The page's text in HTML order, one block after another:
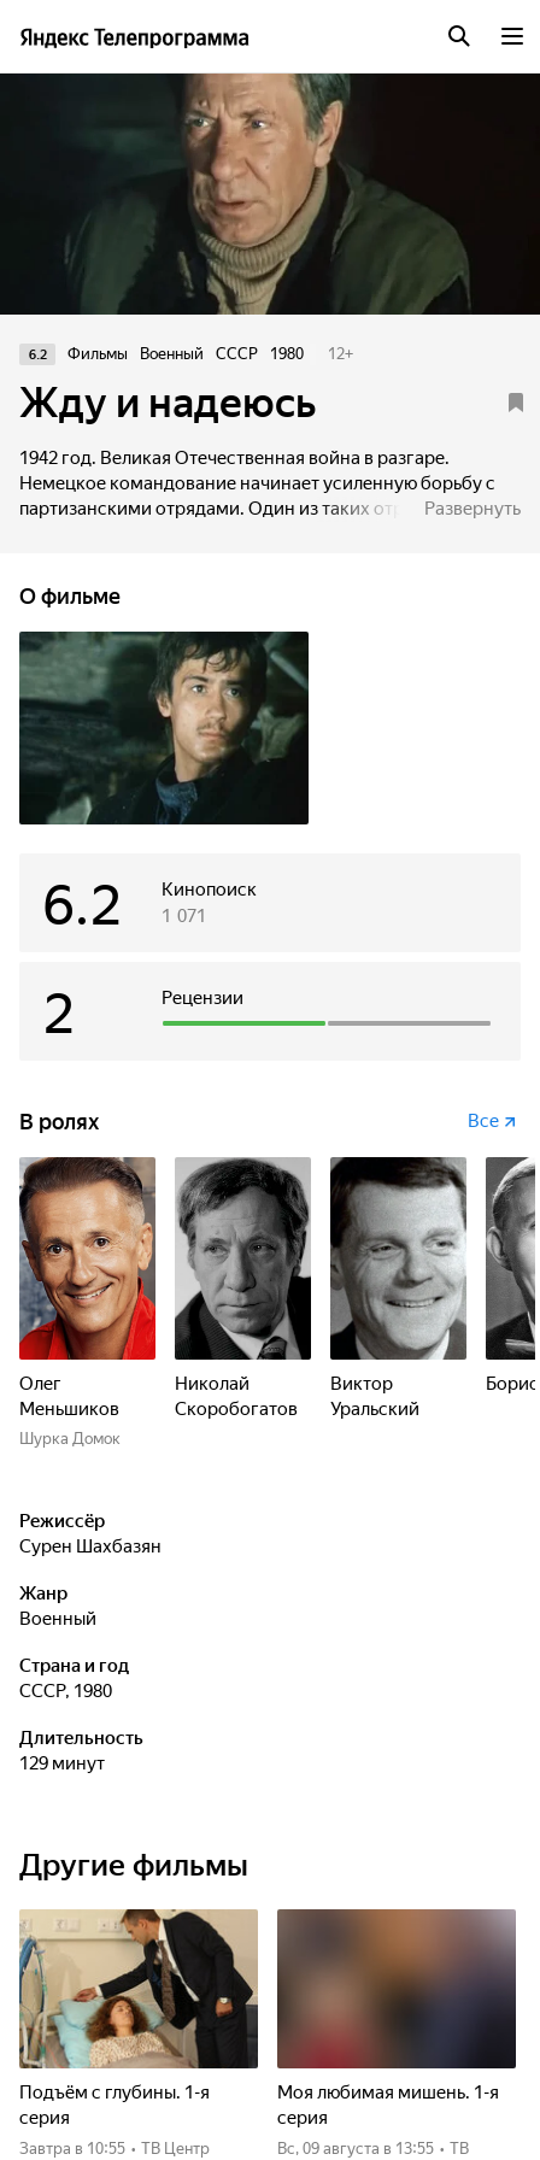
6.2 Фильмы Военный СССР 1980 12+
Жду и надеюсь
1942 год. Великая Отечественная война в разгаре.
Немецкое командование начинает усиленную борьбу с
партизанскими отрядами. Один из таких отрядов,
необходимо дезориентировать врага и прорваться через
оцепление. Но как это сделать?
Развернуть
О фильме
Кинопоиск
6.2 1 071
Рецензии
2
В ролях Все
Олег
Меньшиков
Шурка Домок
Николай
Скоробогатов
Виктор
Уральский
Режиссёр
Сурен Шахбазян
Жанр
военный
Страна и год
СССР, 1980
Длительность
129 минут
Другие фильмы
Подъём с глубины. 1-я
серия
Завтра в 10:55 • ТВ Центр
Моя любимая мишень. 1-я
серия
вс, 09 августа в 13:55 • ТВ